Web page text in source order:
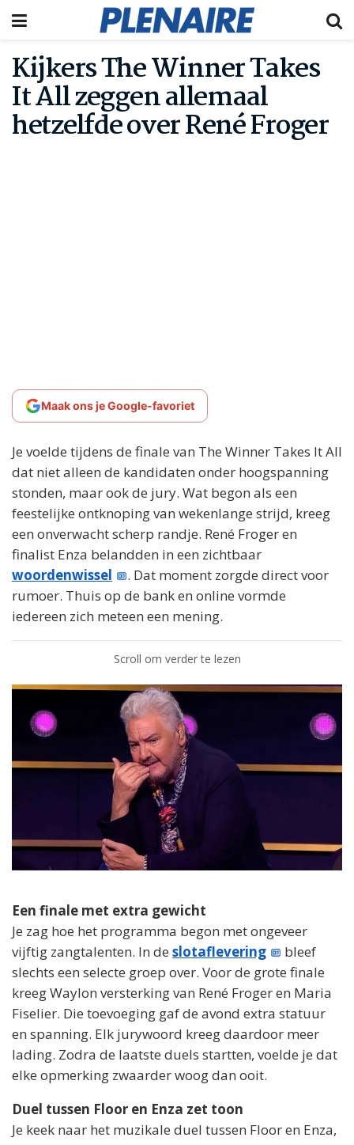
Kijkers The Winner Takes
It All zeggen allemaal
hetzelfde over René Froger
Maak ons je Google-favoriet
Je voelde tijdens de finale van The Winner Takes It All
dat niet alleen de kandidaten onder hoogspanning
stonden, maar ook de jury. Wat begon als een
feestelijke ontknoping van wekenlange strijd, kreeg
een onverwacht scherp randje. René Froger en
finalist Enza belandden in een zichtbaar
woordenwissel
. Dat moment zorgde direct voor
rumoer. Thuis op de bank en online vormde
iedereen zich meteen een mening.
Scroll om verder te lezen
Een finale met extra gewicht
Je zag hoe het programma begon met ongeveer
vijftig zangtalenten. In de slotaflevering
bleef
slechts een selecte groep over. Voor de grote finale
kreeg Waylon versterking van René Froger en Maria
Fiselier. Die toevoeging gaf de avond extra statuur
en spanning. Elk jurywoord kreeg daardoor meer
lading. Zodra de laatste duels startten, voelde je dat
elke opmerking zwaarder woog dan ooit.
Duel tussen Floor en Enza zet toon
Je keek naar het muzikale duel tussen Floor en Enza,